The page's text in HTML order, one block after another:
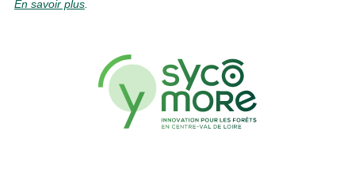
En savoir plus.